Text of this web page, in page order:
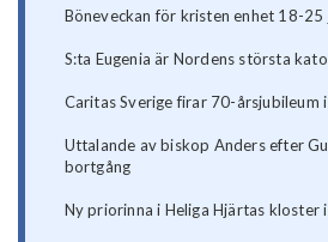
Böneveckan för kristen enhet 18-25
S:ta Eugenia är Nordens största
Caritas Sverige firar 70-årsjubileum
Uttalande av biskop Anders efter
bortgång
Ny priorinna i Heliga Hjärtas kloster